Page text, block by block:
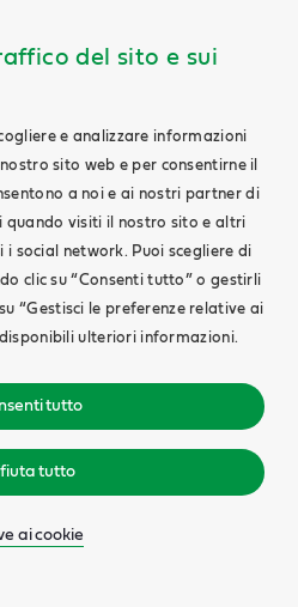
del sito e sui
e analizzare informazioni
sito web e per consentirne il
a noi e ai nostri partner di
quando visiti il nostro sito e altri
social network. Puoi scegliere di
clic su “Consenti tutto” o gestirli
“Gestisci le preferenze relative ai
ulteriori informazioni.
tutto
tutto
ai cookie